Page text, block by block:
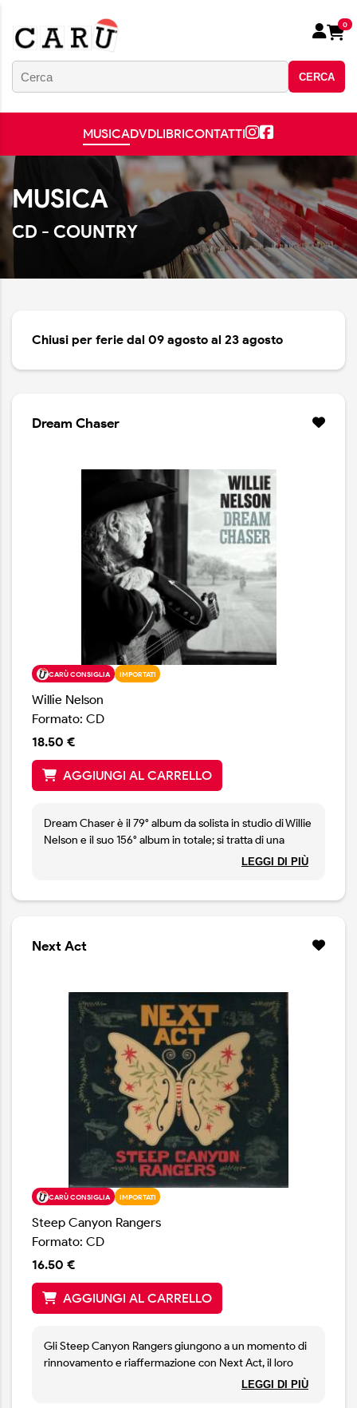
CERCA
0
MUSICADVDLIBRICONTATTI
MUSICA
CD - COUNTRY
Chiusi per ferie dal 09 agosto al 23 agosto
Dream Chaser
CARÙ CONSIGLIA IMPORTATI
Willie Nelson
Formato: CD
18.50 €
AGGIUNGI AL CARRELLO
Dream Chaser è il 79° album da solista in studio di Willie
Nelson e il suo 156° album in totale; si tratta di una
nuova uscita che raccoglie una serie di brani
con temi universali quali la perseveranza e la lucidità.
LEGGI DI PIÙ
Next Act
CARÙ CONSIGLIA IMPORTATI
Steep Canyon Rangers
Formato: CD
16.50 €
AGGIUNGI AL CARRELLO
Gli Steep Canyon Rangers giungono a un momento di
rinnovamento e riaffermazione con Next Act, il loro
quindicesimo album in studio. Il disco rappresenta un
LEGGI DI PIÙ